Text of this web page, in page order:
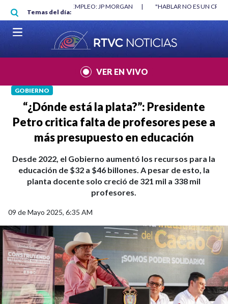
Pasar al contenido principal
Temas del día:
"HABLAR NO ES UN CRIMEN": CARTA DE BETO CORAL |
VER EN VIVO
GOBIERNO
“¿Dónde está la plata?”: Presidente
Petro critica falta de profesores pese a
más presupuesto en educación
Desde 2022, el Gobierno aumentó los recursos para la
educación de $32 a $46 billones. A pesar de esto, la
planta docente solo creció de 321 mil a 338 mil
profesores.
09 de Mayo 2025, 6:35 AM